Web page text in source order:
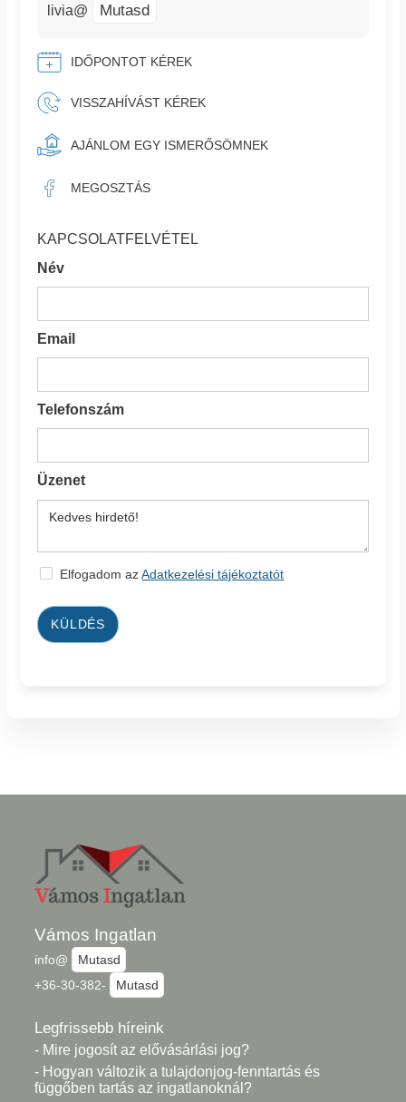
livia@ Mutasd
IDŐPONTOT KÉREK
VISSZAHÍVÁST KÉREK
AJÁNLOM EGY ISMERŐSÖMNEK
MEGOSZTÁS
KAPCSOLATFELVÉTEL
Név
Email
Telefonszám
Üzenet
Elfogadom azAdatkezelési tájékoztatót
KÜLDÉS
Vámos Ingatlan
info@
Mutasd
+36-30-382-
Mutasd
Legfrissebb híreink
- Mire jogosít az elővásárlási jog?
- Hogyan változik a tulajdonjog-fenntartás és
függőben tartás az ingatlanoknál?